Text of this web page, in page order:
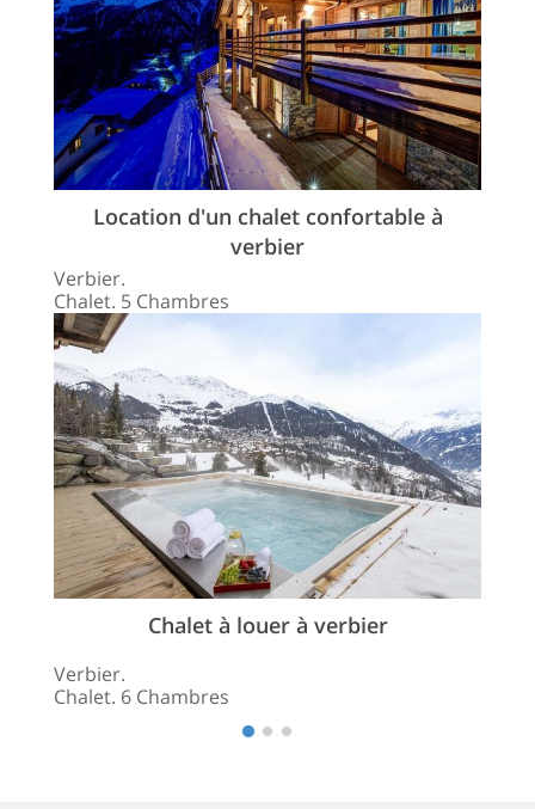
Location d'un chalet confortable à
verbier
Verbier.
Chalet. 5 Chambres
Chalet à louer à verbier
Verbier.
Chalet. 6 Chambres